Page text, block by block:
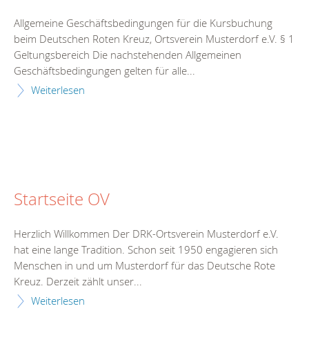
Allgemeine Geschäftsbedingungen für die Kursbuchung
beim Deutschen Roten Kreuz, Ortsverein Musterdorf e.V. § 1
Geltungsbereich Die nachstehenden Allgemeinen
Geschäftsbedingungen gelten für alle...
Weiterlesen
Startseite OV
Herzlich Willkommen Der DRK-Ortsverein Musterdorf e.V.
hat eine lange Tradition. Schon seit 1950 engagieren sich
Menschen in und um Musterdorf für das Deutsche Rote
Kreuz. Derzeit zählt unser...
Weiterlesen